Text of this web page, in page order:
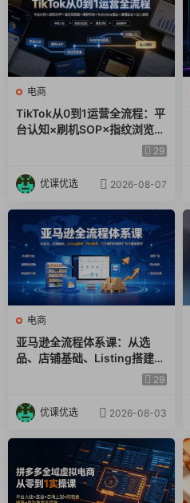
评买问管理技巧
成长期的放量技巧
DAY3-爆款的流量实操
词人场多技巧提升
流程化测款方案
关键词打标技巧
多创意优化思路
大人群漏斗测试
数据多维度分析
付免结合方案
词的拉新节奏
人场放量破局
电商
TikTok从0到1运营全流程：平
台认知×刷机SOP×指纹浏览器
×爆款对标×Kalodata选品×店
29
优课优选 2026-08-07
电商
亚马逊全流程体系课：从选
品、店铺基础、Listing搭建、
FBA备货、后台操作到站内广29
优课优选 2026-08-03